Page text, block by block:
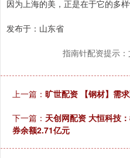
因为上海的美，正是在于它的多样
发布于：山东省
指南针配资提示：
上一篇： 旷世配资 【钢材】需
下一篇： 天创网配资 大恒科技
券余额2.71亿元